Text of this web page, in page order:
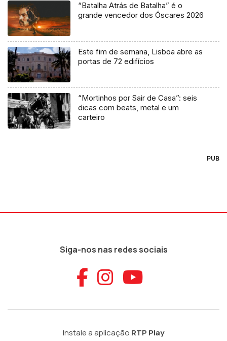
“Batalha Atrás de Batalha” é o
grande vencedor dos Óscares 2026
Este fim de semana, Lisboa abre as
portas de 72 edifícios
“Mortinhos por Sair de Casa”: seis
dicas com beats, metal e um
carteiro
PUB
Siga-nos nas redes sociais
Aceder ao
Aceder ao
Aceder
Instale a aplicação RTP Play